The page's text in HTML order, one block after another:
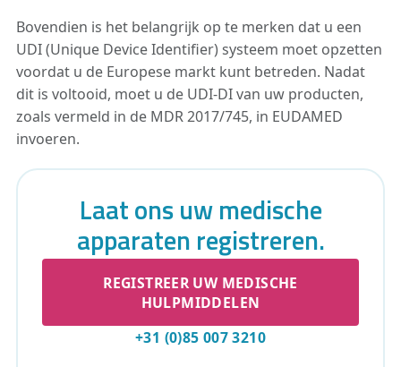
Bovendien is het belangrijk op te merken dat u een
UDI (Unique Device Identifier) systeem moet opzetten
voordat u de Europese markt kunt betreden. Nadat
dit is voltooid, moet u de UDI-DI van uw producten,
zoals vermeld in de MDR 2017/745, in EUDAMED
invoeren.
Laat ons uw medische
apparaten registreren.
REGISTREER UW MEDISCHE
HULPMIDDELEN
+31 (0)85 007 3210